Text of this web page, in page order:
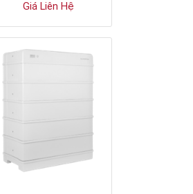
Giá Liên Hệ